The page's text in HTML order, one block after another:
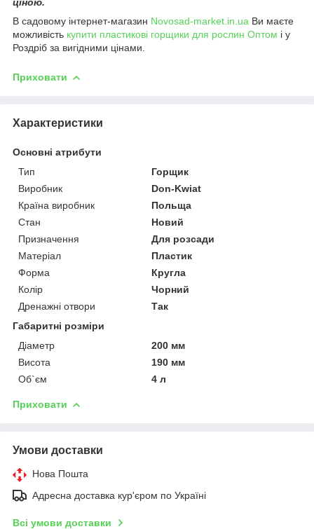
В садовому інтернет-магазин Novosad-market.in.ua Ви маєте
можливість купити пластикові горщики для рослин Оптом і у
Роздріб за вигідними цінами.
Приховати
Характеристики
Основні атрибути
Тип
Горщик
Виробник
Don-Kwiat
Країна виробник
Польща
Стан
Новий
Призначення
Для розсади
Матеріал
Пластик
Форма
Кругла
Колір
Чорний
Дренажні отвори
Так
Габаритні розміри
Діаметр
200 мм
Висота
190 мм
Об`єм
4 л
Приховати
Умови доставки
Нова Пошта
Адресна доставка кур'єром по Україні
Всі умови доставки